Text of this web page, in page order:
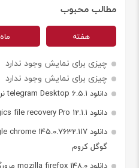
مطالب محبوب
هفته ماه
چیزی برای نمایش وجود ندارد
چیزی برای نمایش وجود ندارد
دانلود telegram Desktop 6.5.1 نرم افزار رایگان تلگرام دسکتاپ
دانلود auslogics file recovery Pro 12.1.1 نرم افزار بازیابی اطلاعات
گوگل کروم